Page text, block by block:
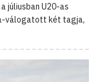
júliusban U20-as
válogatott két tagja,